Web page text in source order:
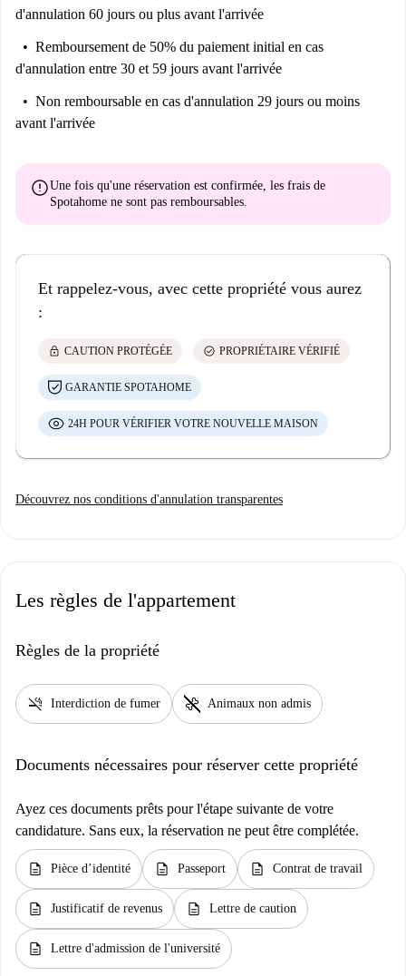
d'annulation 60 jours ou plus avant l'arrivée
Remboursement de 50% du paiement initial en cas
d'annulation entre 30 et 59 jours avant l'arrivée
Non remboursable en cas d'annulation 29 jours ou moins
avant l'arrivée
errorUne fois qu'une réservation est confirmée, les frais de
Spotahome ne sont pas remboursables.
Et rappelez-vous, avec cette propriété vous aurez
:
lock CAUTION PROTÉGÉE check_circle PROPRIÉTAIRE VÉRIFIÉ
GARANTIE SPOTAHOME
24H POUR VÉRIFIER VOTRE NOUVELLE MAISON
Découvrez nos conditions d'annulation transparentes
Les règles de l'appartement
Règles de la propriété
smoke_free Interdiction de fumer pet_supplies Animaux non admis
Documents nécessaires pour réserver cette propriété
Ayez ces documents prêts pour l'étape suivante de votre
candidature. Sans eux, la réservation ne peut être complétée.
description Pièce d’identité description Passeport description Contrat de travail
description Justificatif de revenus description Lettre de caution
description Lettre d'admission de l'université